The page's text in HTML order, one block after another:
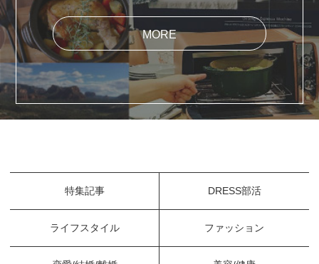
MORE
特集記事 DRESS部活
ライフスタイル ファッション